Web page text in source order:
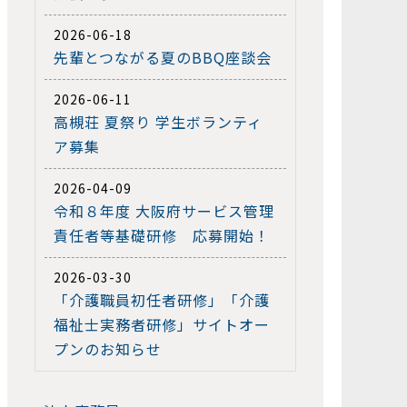
2026-06-18
先輩とつながる夏のBBQ座談会
2026-06-11
高槻荘 夏祭り 学生ボランティ
ア募集
2026-04-09
令和８年度 大阪府サービス管理
責任者等基礎研修 応募開始！
2026-03-30
「介護職員初任者研修」「介護
福祉士実務者研修」サイトオー
プンのお知らせ